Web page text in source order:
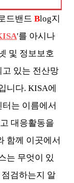
드밴드 Blog지
'를 아시나
및 정보보호
있는 전산망
니다. KISA에
는 이름에서
대응활동을
함께 이곳에서
는 무엇이 있
검하는지 알